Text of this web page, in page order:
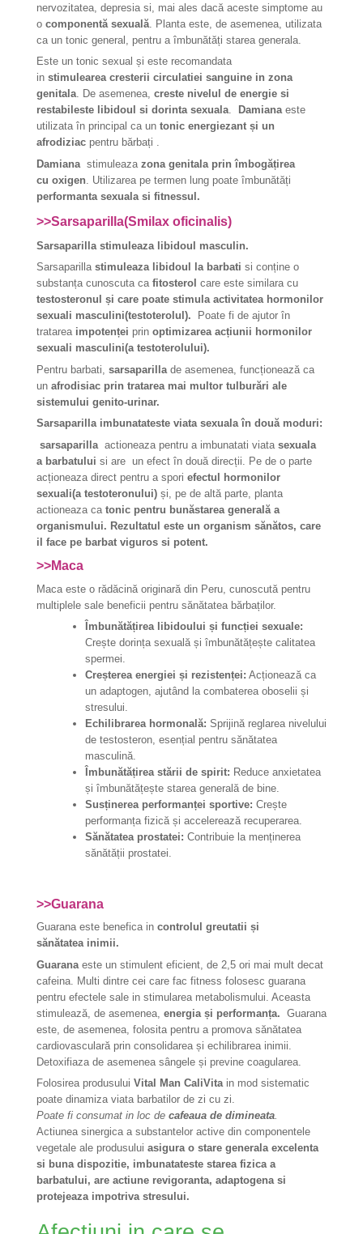
nervozitatea, depresia si, mai ales dacă aceste simptome au
o componentă sexuală . Planta este, de asemenea, utilizata
ca un tonic general, pentru a îmbunătăți starea generala.
Este un tonic sexual și este recomandata
in stimulearea cresterii circulatiei sanguine in zona
genitala. De asemenea, creste nivelul de energie si
restabileste libidoul si dorinta sexuala. Damianaeste
utilizata în principal ca un tonic energiezant și un
afrodiziac pentru bărbați .
Damiana stimuleaza zona genitala prin îmbogățirea
cu oxigen . Utilizarea pe termen lung poate îmbunătăți
performanta sexuala si fitnessul.
>>Sarsaparilla(Smilax oficinalis)
Sarsaparilla stimuleaza libidoul masculin.
Sarsaparilla stimuleaza libidoul la barbati si conține o
substanța cunoscuta ca fitosterol care este similara cu
testosteronul și care poate stimula activitatea hormonilor
sexuali masculini(testoterolul).
Poate fi de ajutor în
tratarea impotenței prin optimizarea acțiunii hormonilor
sexuali masculini(a testoterolului).
Pentru barbati, sarsaparilla de asemenea, funcționează ca
un afrodisiac prin tratarea mai multor tulburări ale
sistemului genito-urinar.
Sarsaparilla imbunatateste viata sexuala în două moduri:
sarsaparilla actioneaza pentru a imbunatati viata sexuala
a barbatului si are un efect în două direcții.
Pe de o parte
acționeaza direct pentru a spori efectul hormonilor
sexuali(a testoteronului) și, pe de altă parte, planta
actioneaza ca tonic pentru bunăstarea generală a
organismului. Rezultatul este un organism sănătos, care
il face pe barbat viguros si potent.
>>Maca
Maca este o rădăcină originară din Peru, cunoscută pentru
multiplele sale beneficii pentru sănătatea bărbaților.
Îmbunătățirea libidoului și funcției sexuale:
Crește dorința sexuală și îmbunătățește calitatea
spermei.
Creșterea energiei și rezistenței: Acționează ca
un adaptogen, ajutând la combaterea oboselii și
stresului.
Echilibrarea hormonală: Sprijină reglarea nivelului
de testosteron, esențial pentru sănătatea
masculină.
Îmbunătățirea stării de spirit: Reduce anxietatea
și îmbunătățește starea generală de bine.
Susținerea performanței sportive: Crește
performanța fizică și accelerează recuperarea.
Sănătatea prostatei: Contribuie la menținerea
sănătății prostatei.
>>Guarana
Guarana este benefica in controlul greutatii și
sănătatea inimii.
Guarana este un stimulent eficient, de 2,5 ori mai mult decat
cafeina. Multi dintre cei care fac fitness folosesc guarana
pentru efectele sale in stimularea metabolismului. Aceasta
stimulează, de asemenea, energia și performanța. Guarana
este, de asemenea, folosita pentru a promova sănătatea
cardiovasculară prin consolidarea și echilibrarea inimii.
Detoxifiaza de asemenea sângele și previne coagularea.
Folosirea produsului Vital Man CaliVitain mod sistematic
poate dinamiza viata barbatilor de zi cu zi.
Poate fi consumat in loc de cafeaua de dimineata.
Actiunea sinergica a substantelor active din componentele
vegetale ale produsului asigura o stare generala excelenta
si buna dispozitie, imbunatateste starea fizica a
barbatului, are actiune revigoranta, adaptogena si
protejeaza impotriva stresului.